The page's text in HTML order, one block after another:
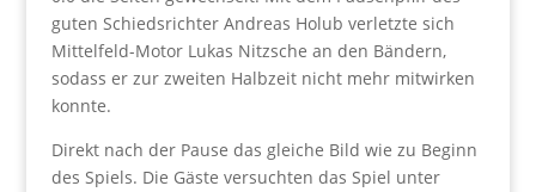
guten Schiedsrichter Andreas Holub verletzte sich
Mittelfeld-Motor Lukas Nitzsche an den Bändern,
sodass er zur zweiten Halbzeit nicht mehr mitwirken
konnte.
Direkt nach der Pause das gleiche Bild wie zu Beginn
des Spiels. Die Gäste versuchten das Spiel unter